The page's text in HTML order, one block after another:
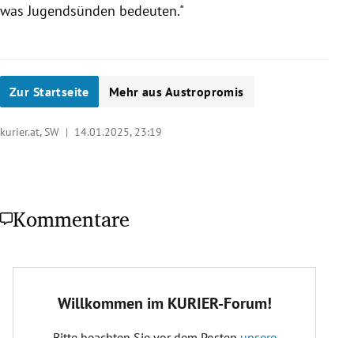
was Jugendsünden bedeuten."
Zur Startseite Mehr aus Austropromis
kurier.at, SW | 14.01.2025, 23:19
Kommentare